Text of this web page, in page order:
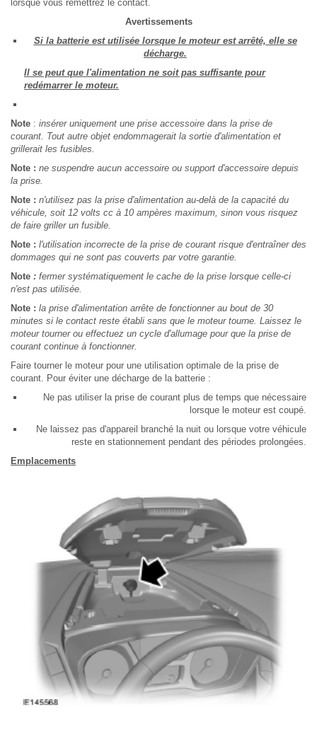
lorsque vous remettrez le contact.
Avertissements
Si la batterie est utilisée lorsque le moteur est arrêté, elle se
décharge.
Il se peut que l'alimentation ne soit pas suffisante pour
redémarrer le moteur.
Note : insérer uniquement une prise accessoire dans la prise de
courant. Tout autre objet endommagerait la sortie d'alimentation et
grillerait les fusibles.
Note : ne suspendre aucun accessoire ou support d'accessoire depuis
la prise.
Note : n'utilisez pas la prise d'alimentation au-delà de la capacité du
véhicule, soit 12 volts cc à 10 ampères maximum, sinon vous risquez
de faire griller un fusible.
Note : l'utilisation incorrecte de la prise de courant risque d'entraîner des
dommages qui ne sont pas couverts par votre garantie.
Note : fermer systématiquement le cache de la prise lorsque celle-ci
n'est pas utilisée.
Note : la prise d'alimentation arrête de fonctionner au bout de 30
minutes si le contact reste établi sans que le moteur tourne. Laissez le
moteur tourner ou effectuez un cycle d'allumage pour que la prise de
courant continue à fonctionner.
Faire tourner le moteur pour une utilisation optimale de la prise de
courant. Pour éviter une décharge de la batterie :
Ne pas utiliser la prise de courant plus de temps que nécessaire
lorsque le moteur est coupé.
Ne laissez pas d'appareil branché la nuit ou lorsque votre véhicule
reste en stationnement pendant des périodes prolongées.
Emplacements